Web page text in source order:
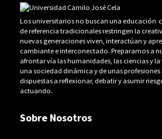
Los universitarios no buscan una educación
de referencia tradicionales restringen la
nuevas generaciones viven, interactúan y
cambiante e interconectado. Preparamos a
afrontar vía las humanidades, las ciencias y
una sociedad dinámica y de unas
dispuestas a reflexionar, debatir y asumir
actuando.
Sobre Nosotros